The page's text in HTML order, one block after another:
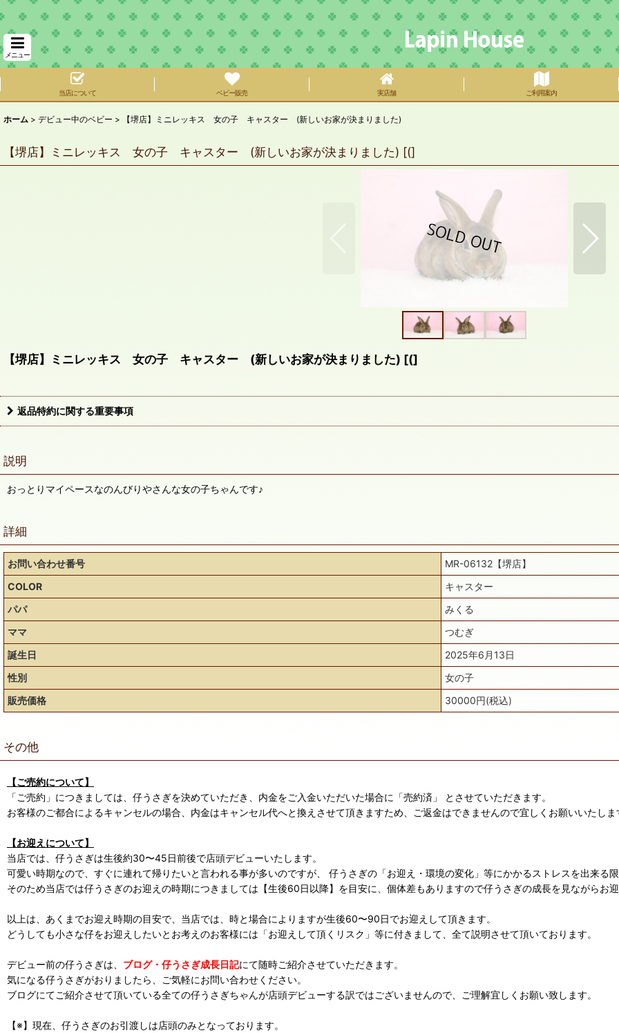
メニュー
当店について ベビー販売 実店舗 ご利用案内
ホーム > デビュー中のベビー > 【堺店】ミニレッキス 女の子 キャスター (新しいお家が決まりました)
【堺店】ミニレッキス 女の子 キャスター (新しいお家が決まりました) [(]
【堺店】ミニレッキス 女の子 キャスター (新しいお家が決まりました) [(]
返品特約に関する重要事項
説明
おっとりマイペースなのんびりやさんな女の子ちゃんです♪
詳細
お問い合わせ番号
MR-06132【堺店】
COLOR
キャスター
パパ
みくる
ママ
つむぎ
誕生日
2025年6月13日
性別
女の子
販売価格
30000円(税込)
その他
【ご売約について】
「ご売約」につきましては、仔うさぎを決めていただき、内金をご入金いただいた場合に「売約済」 とさせていただきます。
お客様のご都合によるキャンセルの場合、内金はキャンセル代へと換えさせて頂きますため、ご返金はできませんので宜しくお願いいたしま
【お迎えについて】
当店では、仔うさぎは生後約30〜45日前後で店頭デビューいたします。
可愛い時期なので、すぐに連れて帰りたいと言われる事が多いのですが、 仔うさぎの「お迎え・環境の変化」等にかかるストレスを出来る
そのため当店では仔うさぎのお迎えの時期につきましては【生後60日以降】を目安に、個体差もありますので仔うさぎの成長を見ながらお
以上は、あくまでお迎え時期の目安で、当店では、時と場合によりますが生後60〜90日でお迎えして頂きます。
どうしても小さな仔をお迎えしたいとお考えのお客様には「お迎えして頂くリスク」等に付きまして、全て説明させて頂いております。
デビュー前の仔うさぎは、 ブログ・仔うさぎ成長日記にて随時ご紹介させていただきます。
気になる仔うさぎがおりましたら、ご気軽にお問い合わせください。
ブログにてご紹介させて頂いている全ての仔うさぎちゃんが店頭デビューする訳ではございませんので、ご理解宜しくお願い致します。
【※】現在、仔うさぎのお引渡しは店頭のみとなっております。